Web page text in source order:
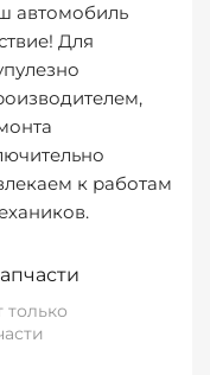
автомобиль
Для
к работам
только